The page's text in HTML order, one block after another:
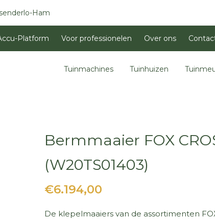
Ham
Platform Voor professionelen Over ons
Tuinmachines Tuinhuizen
Bermmaaier FOX
(W20TS01403)
€6.194,00
De klepelmaaiers van de assortimenten